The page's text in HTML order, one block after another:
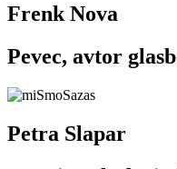
Frenk Nova
Pevec, avtor
Petra Slapar